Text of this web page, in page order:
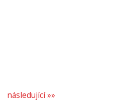
následující »»